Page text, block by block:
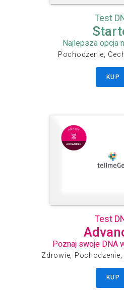
Test
Najlepsza opcja
Pochodzenie,
KUP
Test
Poznaj swoje DNA
Zdrowie,
KUP